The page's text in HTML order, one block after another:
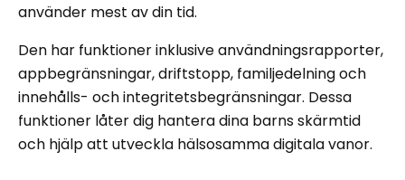
använder mest av din tid.
Den har funktioner inklusive användningsrapporter,
appbegränsningar, driftstopp, familjedelning och
innehålls- och integritetsbegränsningar. Dessa
funktioner låter dig hantera dina barns skärmtid
och hjälp att utveckla hälsosamma digitala vanor.